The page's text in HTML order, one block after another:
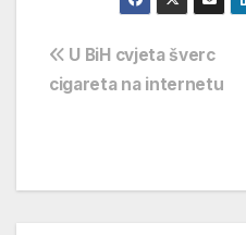
Navigacija
objava
U BiH cvjeta šverc
cigareta na internetu